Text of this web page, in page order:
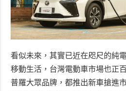
看似未來，其實已近在咫尺的純
移動生活，台灣電動車市場也正
普羅大眾品牌，都推出新車搶進